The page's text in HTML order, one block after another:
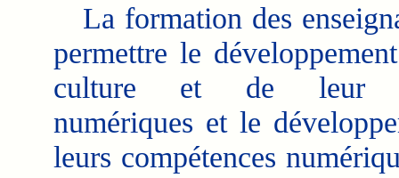
La formation des
permettre le
culture et de leur
numériques et le
leurs compétences